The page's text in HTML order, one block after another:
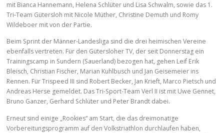
mit Bianca Hannemann, Helena Schlüter und Lisa Schwalm, sowie das 1.
Tri-Team Gütersloh mit Nicole Müther, Christine Demuth und Romy
Wildeboer mit von der Partie.
Beim Sprint der Männer-Landesliga sind die drei heimischen Vereine
ebenfalls vertreten. Für den Gütersloher TV, der seit Donnerstag ein
Trainingscamp in Sundern (Sauerland) bezogen hat, gehen Leif Erik
Bleisch, Christian Fischer, Marian Kuhlbusch und Jan Geisemeier ins
Rennen. Für Trispeed III sind Robert Becker, Jan Krieft, Marco Pietsch und
Andreas Herse gemeldet. Das Tri-Sport-Team Verl II ist mit Uwe Gennet,
Bruno Ganzer, Gerhard Schlüter und Peter Brandt dabei.
Erneut sind einige „Rookies“ am Start, die das dreimonatige
Vorbereitungsprogramm auf den Volkstriathlon durchlaufen haben,